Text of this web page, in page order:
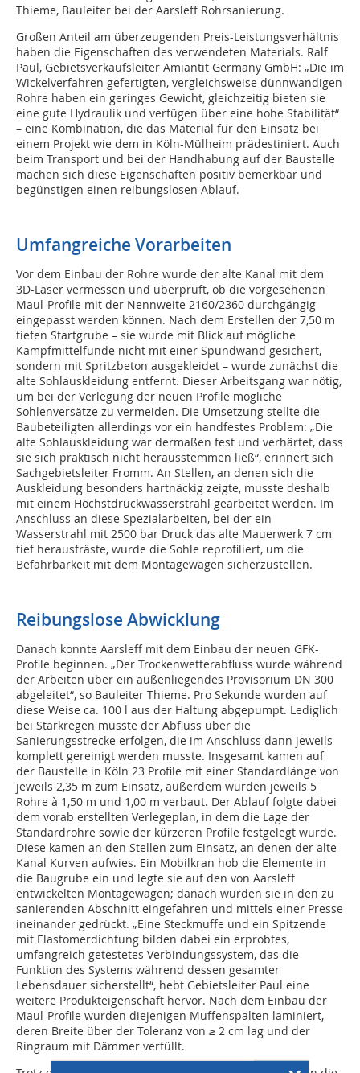
Thieme, Bauleiter bei der Aarsleff Rohrsanierung.
Großen Anteil am überzeugenden Preis-Leistungsverhältnis
haben die Eigenschaften des verwendeten Materials. Ralf
Paul, Gebietsverkaufsleiter Amiantit Germany GmbH: „Die im
Wickelverfahren gefertigten, vergleichsweise dünnwandigen
Rohre haben ein geringes Gewicht, gleichzeitig bieten sie
eine gute Hydraulik und verfügen über eine hohe Stabilität“
– eine Kombination, die das Material für den Einsatz bei
einem Projekt wie dem in Köln-Mülheim prädestiniert. Auch
beim Transport und bei der Handhabung auf der Baustelle
machen sich diese Eigenschaften positiv bemerkbar und
begünstigen einen reibungslosen Ablauf.
Umfangreiche Vorarbeiten
Vor dem Einbau der Rohre wurde der alte Kanal mit dem
3D-Laser vermessen und überprüft, ob die vorgesehenen
Maul-Profile mit der Nennweite 2160/2360 durchgängig
eingepasst werden können. Nach dem Erstellen der 7,50 m
tiefen Startgrube – sie wurde mit Blick auf mögliche
Kampfmittelfunde nicht mit einer Spundwand gesichert,
sondern mit Spritzbeton ausgekleidet – wurde zunächst die
alte Sohlauskleidung entfernt. Dieser Arbeitsgang war nötig,
um bei der Verlegung der neuen Profile mögliche
Sohlenversätze zu vermeiden. Die Umsetzung stellte die
Baubeteiligten allerdings vor ein handfestes Problem: „Die
alte Sohlauskleidung war dermaßen fest und verhärtet, dass
sie sich praktisch nicht herausstemmen ließ“, erinnert sich
Sachgebietsleiter Fromm. An Stellen, an denen sich die
Auskleidung besonders hartnäckig zeigte, musste deshalb
mit einem Höchstdruckwasserstrahl gearbeitet werden. Im
Anschluss an diese Spezialarbeiten, bei der ein
Wasserstrahl mit 2500 bar Druck das alte Mauerwerk 7 cm
tief herausfräste, wurde die Sohle reprofiliert, um die
Befahrbarkeit mit dem Montagewagen sicherzustellen.
Reibungslose Abwicklung
Danach konnte Aarsleff mit dem Einbau der neuen GFK-
Profile beginnen. „Der Trockenwetterabfluss wurde während
der Arbeiten über ein außenliegendes Provisorium DN 300
abgeleitet“, so Bauleiter Thieme. Pro Sekunde wurden auf
diese Weise ca. 100 l aus der Haltung abgepumpt. Lediglich
bei Starkregen musste der Abfluss über die
Sanierungsstrecke erfolgen, die im Anschluss dann jeweils
komplett gereinigt werden musste. Insgesamt kamen auf
der Baustelle in Köln 23 Profile mit einer Standardlänge von
jeweils 2,35 m zum Einsatz, außerdem wurden jeweils 5
Rohre à 1,50 m und 1,00 m verbaut. Der Ablauf folgte dabei
dem vorab erstellten Verlegeplan, in dem die Lage der
Standardrohre sowie der kürzeren Profile festgelegt wurde.
Diese kamen an den Stellen zum Einsatz, an denen der alte
Kanal Kurven aufwies. Ein Mobilkran hob die Elemente in
die Baugrube ein und legte sie auf den von Aarsleff
entwickelten Montagewagen; danach wurden sie in den zu
sanierenden Abschnitt eingefahren und mittels einer Presse
ineinander gedrückt. „Eine Steckmuffe und ein Spitzende
mit Elastomerdichtung bilden dabei ein erprobtes,
umfangreich getestetes Verbindungssystem, das die
Funktion des Systems während dessen gesamter
Lebensdauer sicherstellt“, hebt Gebietsleiter Paul eine
weitere Produkteigenschaft hervor. Nach dem Einbau der
Maul-Profile wurden diejenigen Muffenspalten laminiert,
deren Breite über der Toleranz von ≥ 2 cm lag und der
Ringraum mit Dämmer verfüllt.